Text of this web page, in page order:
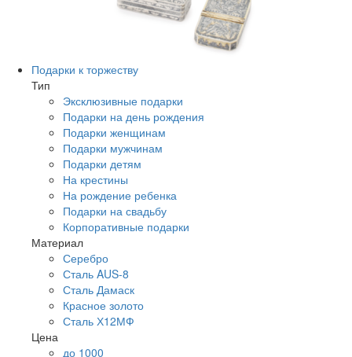
Подарки к торжеству
Тип
Эксклюзивные подарки
Подарки на день рождения
Подарки женщинам
Подарки мужчинам
Подарки детям
На крестины
На рождение ребенка
Подарки на свадьбу
Корпоративные подарки
Материал
Серебро
Сталь AUS-8
Сталь Дамаск
Красное золото
Сталь Х12МФ
Цена
до 1000